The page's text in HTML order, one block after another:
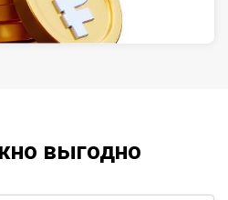
выгодно